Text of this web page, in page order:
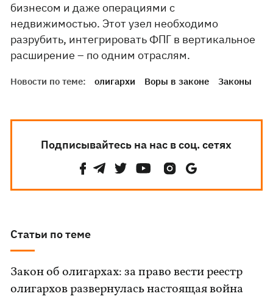
бизнесом и даже операциями с
недвижимостью. Этот узел необходимо
разрубить, интегрировать ФПГ в вертикальное
расширение – по одним отраслям.
Новости по теме: олигархи Воры в законе Законы
Подписывайтесь на нас в соц. сетях
Статьи по теме
Закон об олигархах: за право вести реестр
олигархов развернулась настоящая война